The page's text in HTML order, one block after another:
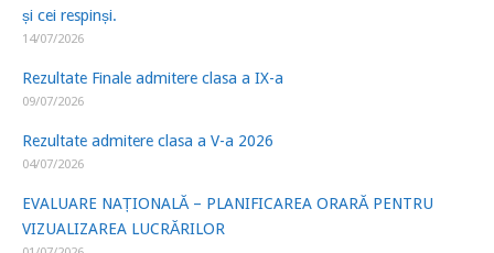
și cei respinși.
14/07/2026
Rezultate Finale admitere clasa a IX-a
09/07/2026
Rezultate admitere clasa a V-a 2026
04/07/2026
EVALUARE NAȚIONALĂ – PLANIFICAREA ORARĂ PENTRU
VIZUALIZAREA LUCRĂRILOR